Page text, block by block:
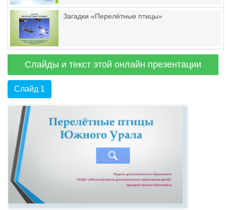
Загадки «Перелётные птицы»
Слайды и текст этой онлайн презентации
Слайд 1